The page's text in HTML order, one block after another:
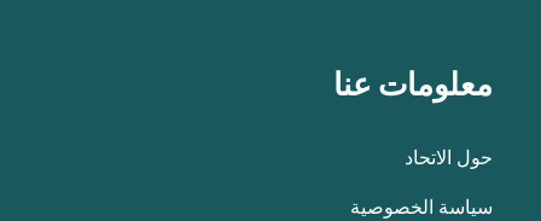
معلومات عنا
حول الاتحاد
سياسة الخصوصية